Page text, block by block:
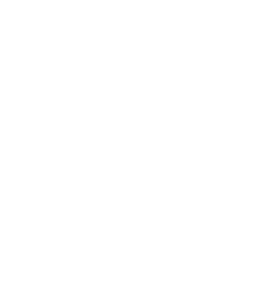
дверей?
дуже міцною та